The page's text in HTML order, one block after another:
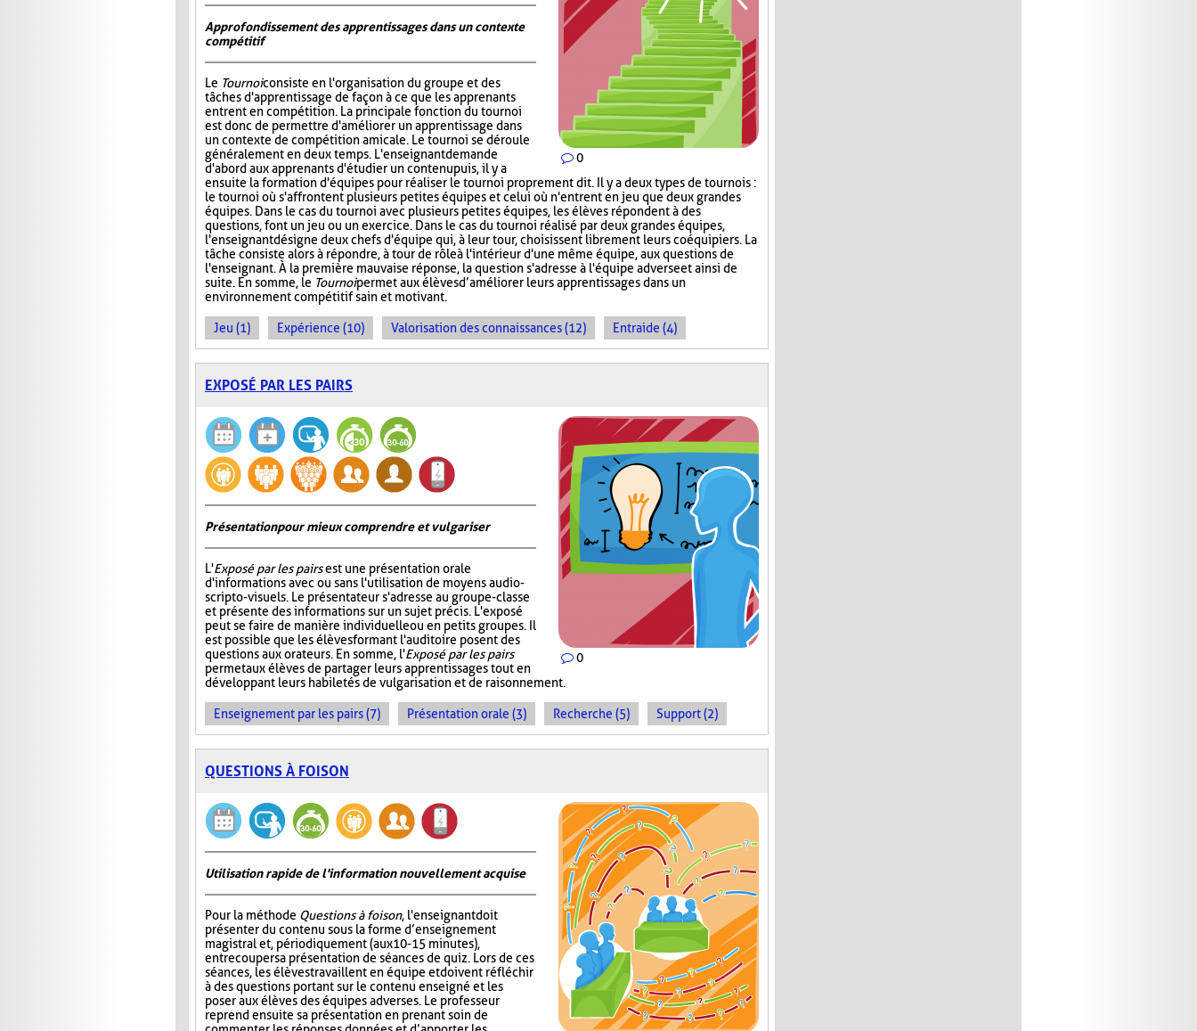
0
Approfondissement des apprentissages dans un contexte
compétitif
Le Tournoiconsiste en l'organisation du groupe et des
tâches d'apprentissage de façon à ce que les apprenants
entrent en compétition. La principale fonction du tournoi
est donc de permettre d'améliorer un apprentissage dans
un contexte de compétition amicale. Le tournoi se déroule
généralement en deux temps. L'enseignant demande
d'abord aux apprenants d'étudier un contenu puis, il y a
ensuite la formation d'équipes pour réaliser le tournoi proprement dit. Il y a deux types de tournois :
le tournoi où s'affrontent plusieurs petites équipes et celui où n'entrent en jeu que deux grandes
équipes. Dans le cas du tournoi avec plusieurs petites équipes, les élèves répondent à des
questions, font un jeu ou un exercice. Dans le cas du tournoi réalisé par deux grandes équipes,
l'enseignant désigne deux chefs d'équipe qui, à leur tour, choisissent librement leurs coéquipiers. La
tâche consiste alors à répondre, à tour de rôle à l'intérieur d'une même équipe, aux questions de
l'enseignant. À la première mauvaise réponse, la question s'adresse à l'équipe adverse et ainsi de
suite. En somme, le Tournoipermet aux élèves d’améliorer leurs apprentissages dans un
environnement compétitif sain et motivant.
Jeu (1) Expérience (10) Valorisation des connaissances (12) Entraide (4)
EXPOSÉ PAR LES PAIRS
0
Présentation pour mieux comprendre et vulgariser
L'Exposé par les pairsest une présentation orale
d'informations avec ou sans l'utilisation de moyens audio-
scripto-visuels. Le présentateur s'adresse au groupe-classe
et présente des informations sur un sujet précis. L'exposé
peut se faire de manière individuelle ou en petits groupes. Il
est possible que les élèves formant l'auditoire posent des
questions aux orateurs. En somme, l'Exposé par les pairs
permet aux élèves de partager leurs apprentissages tout en
développant leurs habiletés de vulgarisation et de raisonnement.
Enseignement par les pairs (7) Présentation orale (3) Recherche (5) Support (2)
QUESTIONS À FOISON
Utilisation rapide de l'information nouvellement acquise
Pour la méthode Questions à foison, l'enseignant doit
présenter du contenu sous la forme d’enseignement
magistral et, périodiquement (aux 10-15 minutes),
entrecouper sa présentation de séances de quiz. Lors de ces
séances, les élèves travaillent en équipe et doivent réfléchir
à des questions portant sur le contenu enseigné et les
poser aux élèves des équipes adverses. Le professeur
reprend ensuite sa présentation en prenant soin de